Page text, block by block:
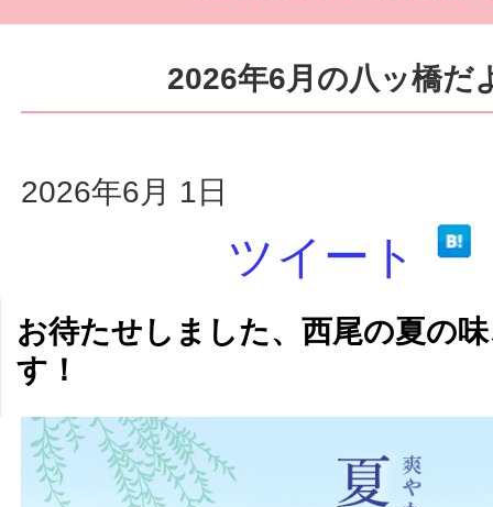
2026年6月の八ッ橋だ
2026年6月 1日
ツイート
お待たせしました、西尾の夏の
す！